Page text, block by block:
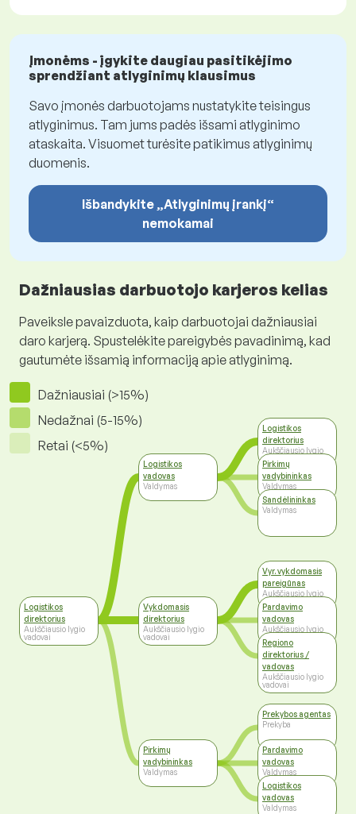
Įmonėms - įgykite daugiau pasitikėjimo
sprendžiant atlyginimų klausimus
Savo įmonės darbuotojams nustatykite teisingus
atlyginimus. Tam jums padės išsami atlyginimo
ataskaita. Visuomet turėsite patikimus atlyginimų
duomenis.
Išbandykite „Atlyginimų įrankį“
nemokamai
Dažniausias darbuotojo karjeros kelias
Paveiksle pavaizduota, kaip darbuotojai dažniausiai
daro karjerą. Spustelėkite pareigybės pavadinimą, kad
gautumėte išsamią informaciją apie atlyginimą.
Dažniausiai (>15%)
Nedažnai (5-15%)
Retai (<5%)
Logistikos
direktorius
Aukščiausio lygio
vadovai
Logistikos
vadovas
Valdymas
Vykdomasis
direktorius
Aukščiausio lygio
vadovai
Pirkimų
vadybininkas
Valdymas
Logistikos
direktorius
Aukščiausio lygio
vadovai
Pirkimų
vadybininkas
Valdymas
Sandėlininkas
Valdymas
Vyr. vykdomasis
pareigūnas
Aukščiausio lygio
vadovai
Pardavimo
vadovas
Aukščiausio lygio
vadovai
Regiono
direktorius /
vadovas
Aukščiausio lygio
vadovai
Prekybos agentas
Prekyba
Pardavimo
vadovas
Valdymas
Logistikos
vadovas
Valdymas